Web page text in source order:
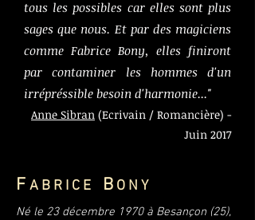
tous les possibles car elles sont plus
sages que nous. Et par des magiciens
comme Fabrice Bony, elles finiront
par contaminer les hommes d'un
irrépréssible besoin d'harmonie..."
Anne Sibran (Ecrivain / Romancière) -
Juin 2017
F A B R I C E B O N Y
Né le 23 décembre 1970 à Besançon (25),